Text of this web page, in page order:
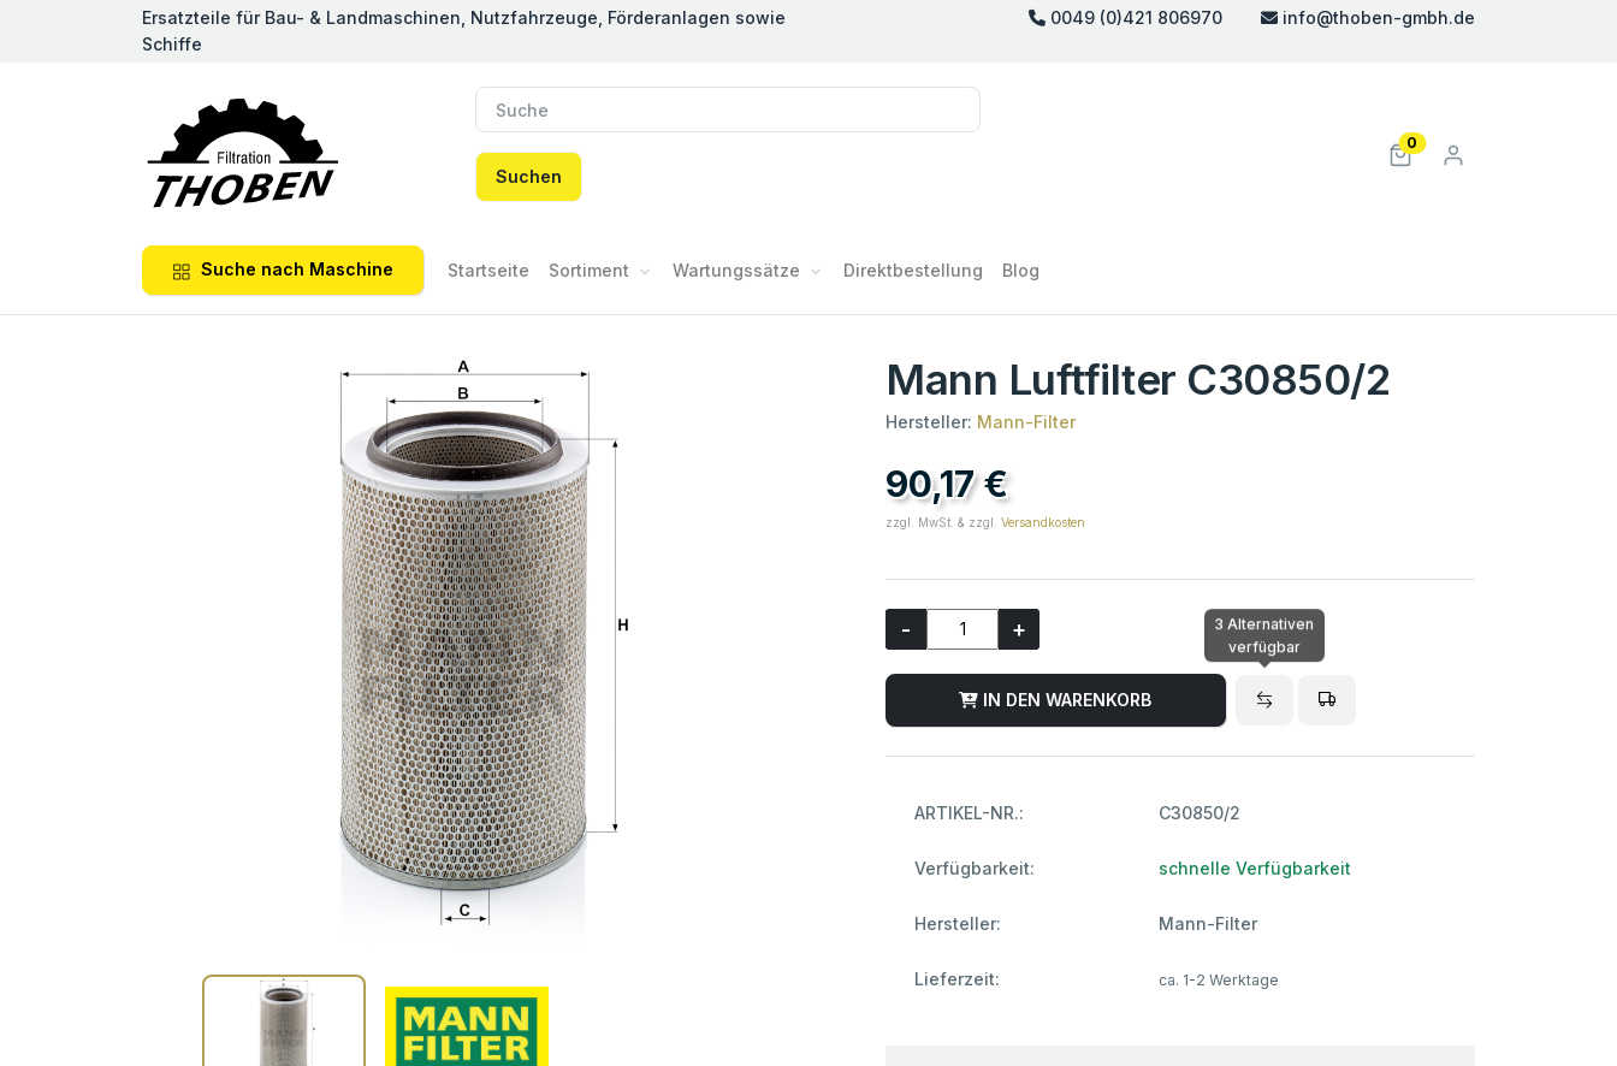
Ersatzteile für Bau- & Landmaschinen, Nutzfahrzeuge, Förderanlagen sowie
Schiffe
0049 (0)421 806970 info@thoben-gmbh.de
Suchen
0
Suche nach Maschine Startseite Sortiment Wartungssätze Direktbestellung Blog
Previous
Next
Mann Luftfilter C30850/2
Hersteller: Mann-Filter
90,17 €
zzgl. MwSt. & zzgl. Versandkosten
- +
IN DEN WARENKORB
3 Alternativen
verfügbar
ARTIKEL-NR.: C30850/2
Verfügbarkeit: schnelle Verfügbarkeit
Hersteller: Mann-Filter
Lieferzeit: ca. 1-2 Werktage